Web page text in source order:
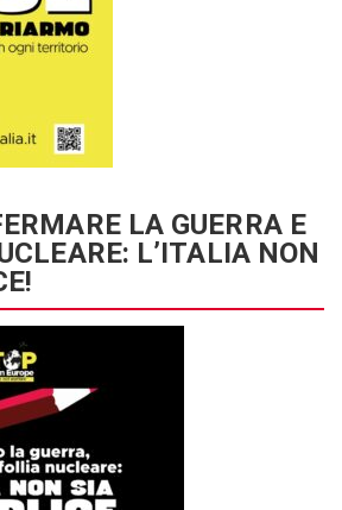
LA GUERRA E
L’ITALIA NON